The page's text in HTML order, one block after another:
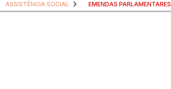
ASSISTÊNCIA SOCIAL EMENDAS PARLAMENTARES